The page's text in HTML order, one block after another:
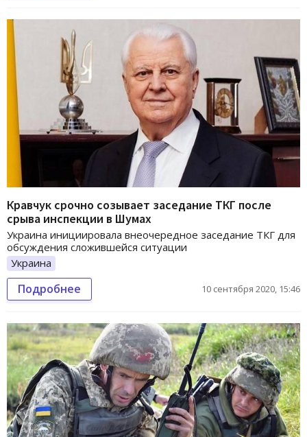
Кравчук срочно созывает заседание ТКГ после
срыва инспекции в Шумах
Украина инициировала внеочередное заседание ТКГ для
обсуждения сложившейся ситуации
Украина
Подробнее 10 сентября 2020, 15:46